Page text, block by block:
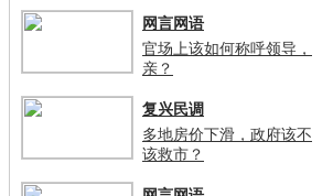
网言网语
官场上该如何称呼领导，
亲？
复兴民调
多地房价下滑，政府该不
该救市？